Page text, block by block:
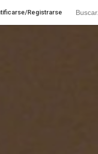
Registrarse